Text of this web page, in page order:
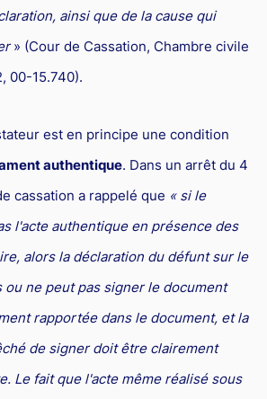
ainsi que de la cause qui
» (Cour de Cassation, Chambre civile
00-15.740).
est en principe une condition
authentique. Dans un arrêt du 4
cassation a rappelé que « si le
l'acte authentique en présence des
alors la déclaration du défunt sur le
ou ne peut pas signer le document
rapportée dans le document, et la
de signer doit être clairement
Le fait que l'acte même réalisé sous